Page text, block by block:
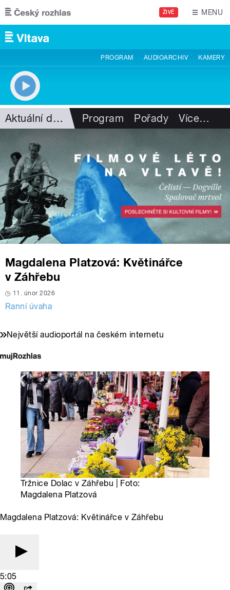
Přejít k hlavnímu obsahu
ŽIVĚ MENU
PROGRAM AUDIOARCHIV KAMERY
Aktuální dění Program Pořady Více…
Magdalena Platzová: Květinářce
v Záhřebu
11. únor 2026
Ranní úvaha
Největší audioportál na českém internetu
Tržnice Dolac v Záhřebu | Foto:
Magdalena Platzová
Magdalena Platzová: Květinářce v Záhřebu
5:05